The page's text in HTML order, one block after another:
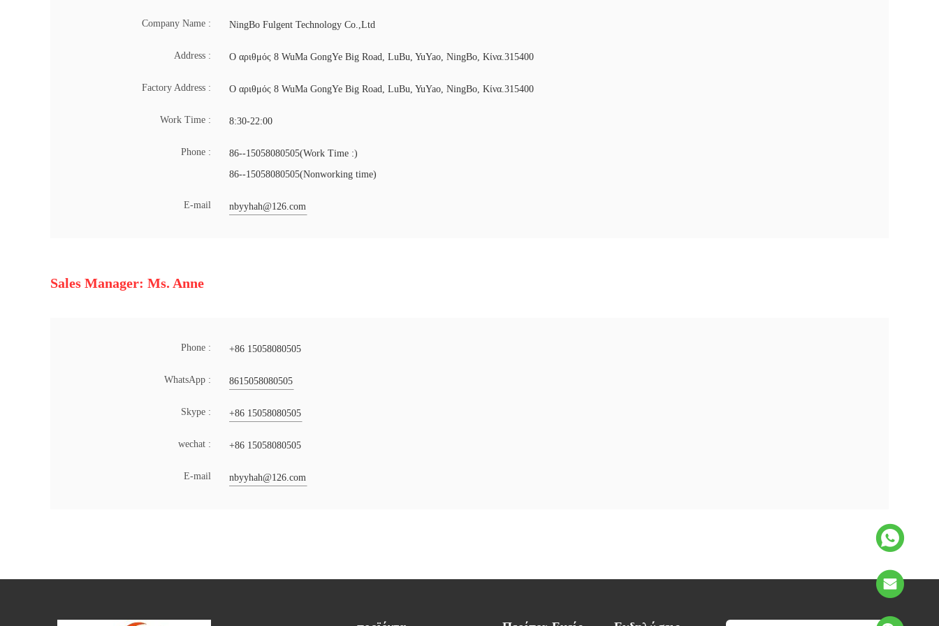
Company Name : NingBo Fulgent Technology Co.,Ltd
Address : Ο αριθμός 8 WuMa GongYe Big Road, LuBu, YuYao, NingBo, Κίνα.315400
Factory Address : Ο αριθμός 8 WuMa GongYe Big Road, LuBu, YuYao, NingBo, Κίνα.315400
Work Time : 8:30-22:00
Phone :
86--15058080505(Work Time :)
86--15058080505(Nonworking time)
Ε-mail nbyyhah@126.com
Sales Manager: Ms. Anne
Phone : +86 15058080505
WhatsApp : 8615058080505
Skype : +86 15058080505
wechat : +86 15058080505
Ε-mail nbyyhah@126.com